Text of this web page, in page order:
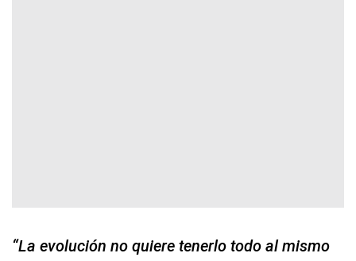
“La evolución no quiere tenerlo todo al mismo